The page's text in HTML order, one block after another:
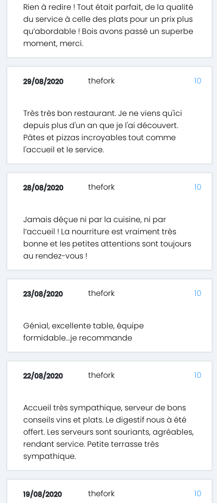
Rien à redire ! Tout était parfait, de la qualité
du service à celle des plats pour un prix plus
qu’abordable ! Bois avons passé un superbe
moment, merci.
29/08/2020 thefork
Très très bon restaurant. Je ne viens qu'ici
depuis plus d'un an que je l'ai découvert.
Pâtes et pizzas incroyables tout comme
l'accueil et le service.
10
28/08/2020 thefork
Jamais déçue ni par la cuisine, ni par
l’accueil ! La nourriture est vraiment très
bonne et les petites attentions sont toujours
au rendez-vous !
10
23/08/2020 thefork
Génial, excellente table, équipe
formidable...je recommande
10
22/08/2020 thefork
Accueil très sympathique, serveur de bons
conseils vins et plats. Le digestif nous à été
offert. Les serveurs sont souriants, agréables,
rendant service. Petite terrasse très
sympathique.
10
19/08/2020 thefork 10